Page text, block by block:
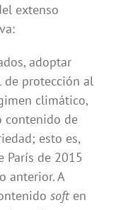
extenso
adoptar
protección al
climático,
contenido de
esto es,
París de 2015
anterior. A
soften